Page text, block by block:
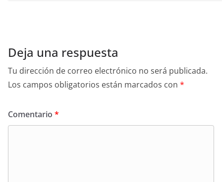
Deja una respuesta
Tu dirección de correo electrónico no será publicada.
Los campos obligatorios están marcados con *
Comentario *